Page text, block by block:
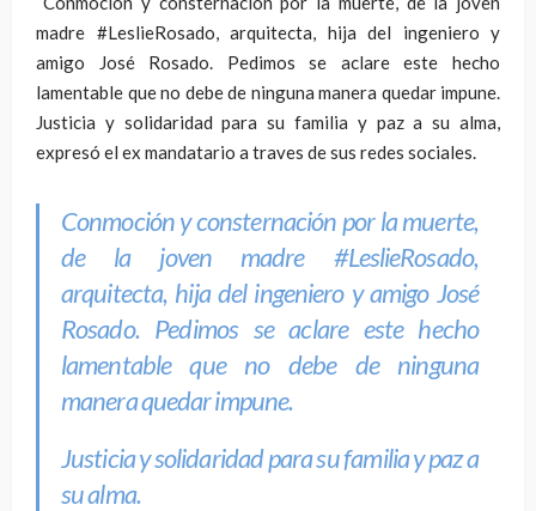
madre #LeslieRosado, arquitecta, hija del ingeniero y
amigo José Rosado. Pedimos se aclare este hecho
lamentable que no debe de ninguna manera quedar impune.
Justicia y solidaridad para su familia y paz a su alma,
expresó el ex mandatario a traves de sus redes sociales.
Conmoción y consternación por la muerte,
de la joven madre #LeslieRosado,
arquitecta, hija del ingeniero y amigo José
Rosado. Pedimos se aclare este hecho
lamentable que no debe de ninguna
manera quedar impune.
Justicia y solidaridad para su familia y paz a
su alma.